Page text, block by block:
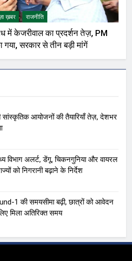
ख़बर राजनीति
में केजरीवाल का प्रदर्शन तेज़, PM
गया, सरकार से तीन बड़ी मांगें
आयोजनों की तैयारियाँ तेज़, देशभर
विभाग अलर्ट, डेंगू, चिकनगुनिया और वायरल
को निगरानी बढ़ाने के निर्देश
1 की समयसीमा बढ़ी, छात्रों को आवेदन
मिला अतिरिक्त समय